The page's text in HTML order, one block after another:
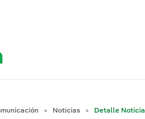
Noticias Detalle Noticia